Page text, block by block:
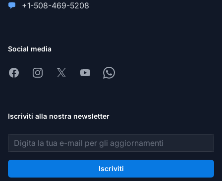
+1-508-469-5208
Social media
FacebookInstagram
X YoutubeWhatsapp
Iscriviti alla nostra newsletter
Indirizzo email
Iscriviti